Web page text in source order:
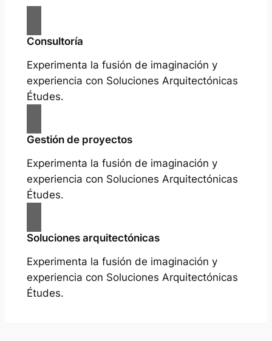
Consultoría
Experimenta la fusión de imaginación y
experiencia con Soluciones Arquitectónicas
Études.
Gestión de proyectos
Experimenta la fusión de imaginación y
experiencia con Soluciones Arquitectónicas
Études.
Soluciones arquitectónicas
Experimenta la fusión de imaginación y
experiencia con Soluciones Arquitectónicas
Études.